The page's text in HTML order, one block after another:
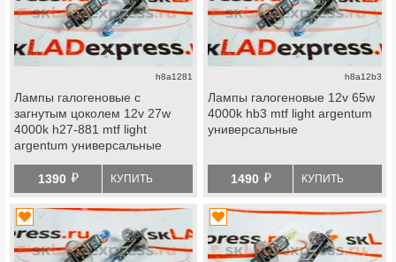
h8a1281
Лампы галогеновые с
загнутым цоколем 12v 27w
4000k h27-881 mtf light
argentum универсальные
1390 й КУПИТЬ
h8a12b3
Лампы галогеновые 12v 65w
4000k hb3 mtf light argentum
универсальные
1490 й КУПИТЬ